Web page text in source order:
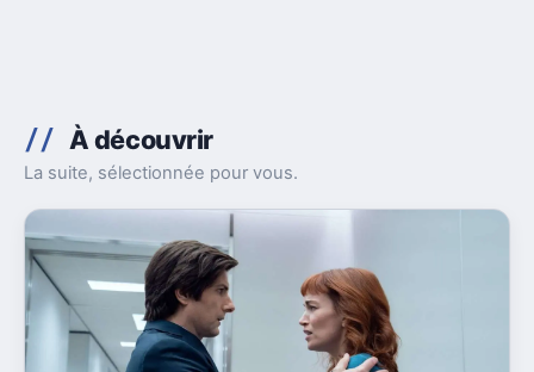
À découvrir
La suite, sélectionnée pour vous.